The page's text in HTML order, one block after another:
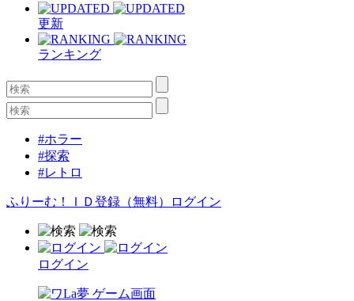
更新
ランキング
#ホラー
#探索
#レトロ
ふりーむ！ＩＤ登録（無料） ログイン
ログイン